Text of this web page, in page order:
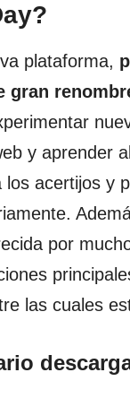
plataforma,
gran
y aprender
los acertijos y
por
las cuales